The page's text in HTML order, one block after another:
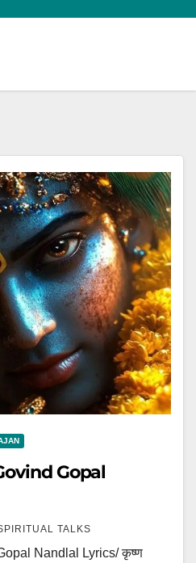
Gopal
TALKS
Nandlal Lyrics/ कृष्ण